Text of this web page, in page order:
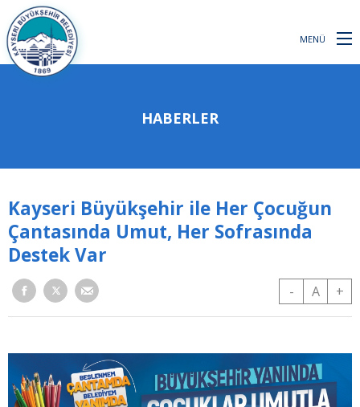
MENÜ
HABERLER
Kayseri Büyükşehir ile Her Çocuğun
Çantasında Umut, Her Sofrasında
Destek Var
- A +